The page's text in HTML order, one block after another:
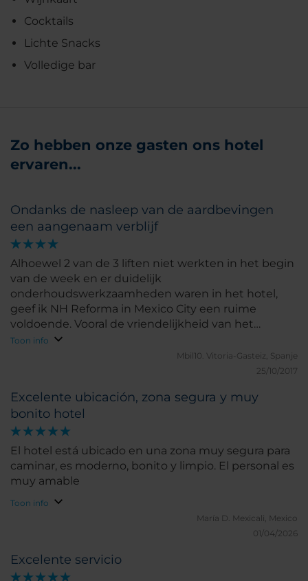
Cocktails
Lichte Snacks
Volledige bar
Zo hebben onze gasten ons hotel
ervaren...
Ondanks de nasleep van de aardbevingen
een aangenaam verblijf
Alhoewel 2 van de 3 liften niet werkten in het begin
van de week en er duidelijk
onderhoudswerkzaamheden waren in het hotel,
geef ik NH Reforma in Mexico City een ruime
voldoende. Vooral de vriendelijkheid van het
personeel en de kwaliteit van de keuken gaven de
Toon info
Mbil10. Vitoria-Gasteiz, Spanje
25/10/2017
Excelente ubicación, zona segura y muy
bonito hotel
El hotel está ubicado en una zona muy segura para
caminar, es moderno, bonito y limpio. El personal es
muy amable
Toon info
María D. Mexicali, Mexico
01/04/2026
Excelente servicio